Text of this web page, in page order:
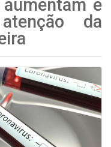
e
da